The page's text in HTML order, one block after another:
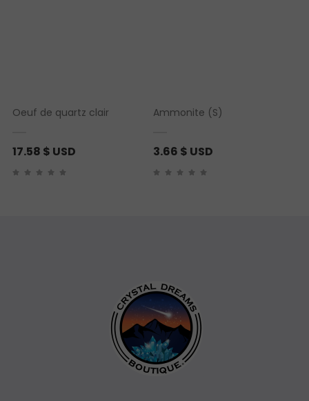
Oeuf de quartz clair
17.58 $ USD
Ammonite (S)
3.66 $ USD